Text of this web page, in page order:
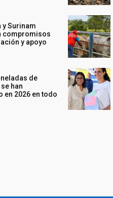
y Surinam
compromisos
y apoyo
de
han
en 2026 en todo